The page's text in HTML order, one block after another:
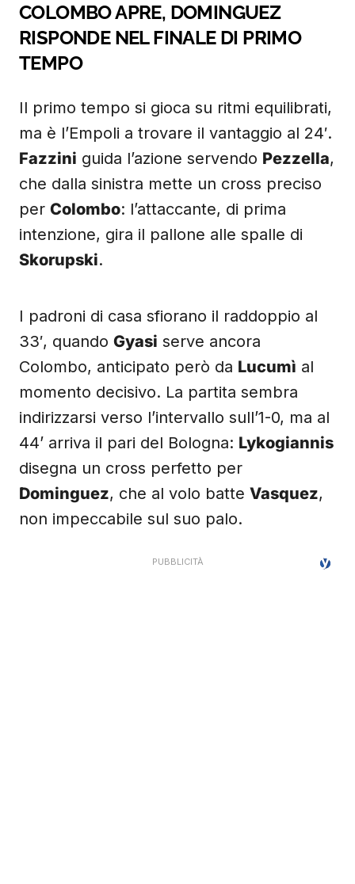
COLOMBO APRE, DOMINGUEZ
RISPONDE NEL FINALE DI PRIMO
TEMPO
Il primo tempo si gioca su ritmi equilibrati,
ma è l’Empoli a trovare il vantaggio al 24′.
Fazzini guida l’azione servendo Pezzella,
che dalla sinistra mette un cross preciso
per Colombo: l’attaccante, di prima
intenzione, gira il pallone alle spalle di
Skorupski.
I padroni di casa sfiorano il raddoppio al
33′, quando Gyasi serve ancora
Colombo, anticipato però da Lucumì al
momento decisivo. La partita sembra
indirizzarsi verso l’intervallo sull’1-0, ma al
44’ arriva il pari del Bologna: Lykogiannis
disegna un cross perfetto per
Dominguez, che al volo batte Vasquez,
non impeccabile sul suo palo.